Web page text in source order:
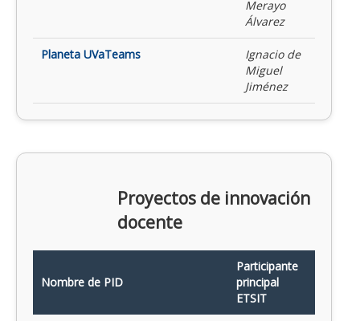
Merayo
Álvarez
Planeta UVaTeams
Ignacio de
Miguel
Jiménez
Proyectos de innovación
docente
Nombre de PID
Participante
principal
ETSIT